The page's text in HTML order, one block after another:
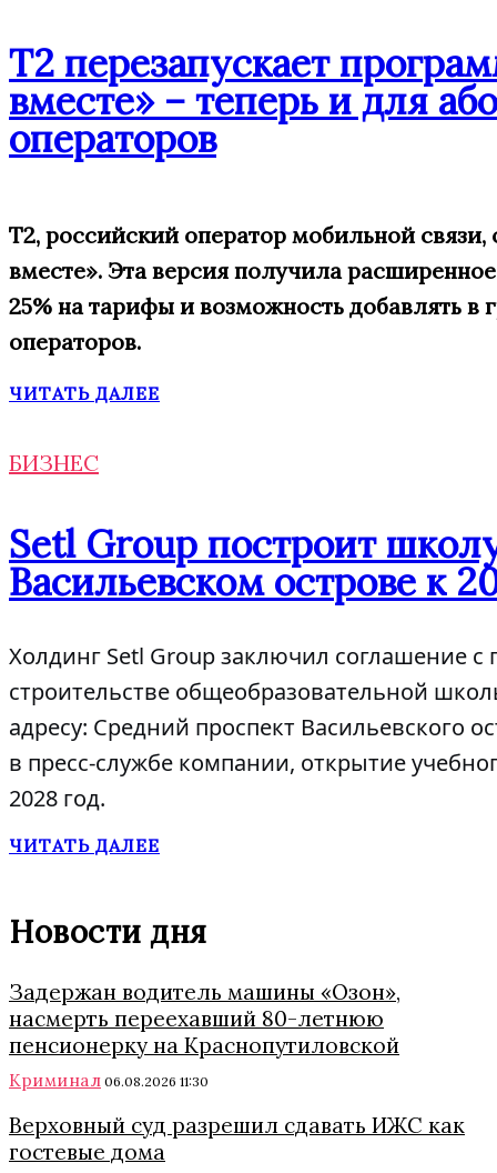
Т2 перезапускает
вместе» – теперь и для
операторов
T2, российский оператор мобильной связи,
вместе». Эта версия получиларасширенное
25% на тарифы и возможность добавлять в
операторов.
ЧИТАТЬ ДАЛЕЕ
БИЗНЕС
Setl Group построит
Васильевском острове к
Холдинг Setl Group заключил соглашение с
строительстве общеобразовательной
адресу: Средний проспект Васильевского
в пресс-службе компании, открытие
2028 год.
ЧИТАТЬ ДАЛЕЕ
Новости дня
Задержан водитель машины «Озон»,
насмерть переехавший 80-летнюю
пенсионерку на Краснопутиловской
Криминал 06.08.2026 11:30
Верховный суд разрешил сдавать ИЖС как
гостевые дома